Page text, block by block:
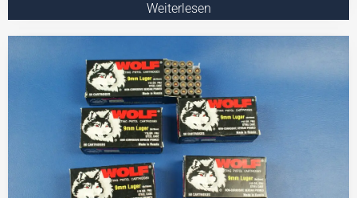
Weiterlesen